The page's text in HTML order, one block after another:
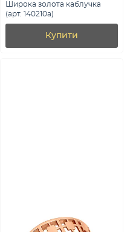
Широка золота каблучка
(арт. 140210а)
Купити